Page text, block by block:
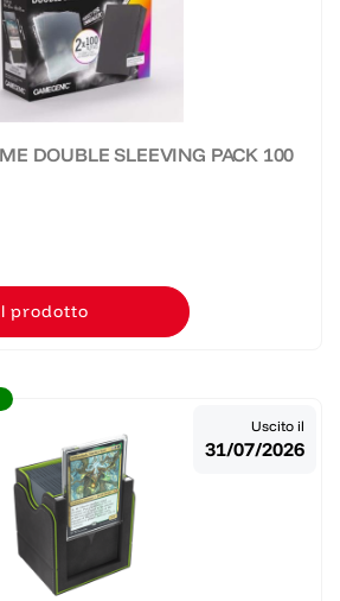
DOUBLE SLEEVING PACK 100
prodotto
Uscito il
31/07/2026